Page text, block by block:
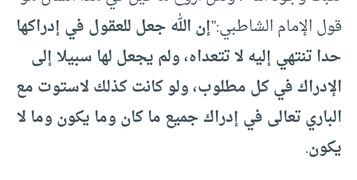
قول الإمام الشاطبي:”إن الله جعل للعقول في إدراكها
حدا تنتهي إليه لا تتعداه، ولم يجعل لها سبيلا إلى
الإدراك في كل مطلوب، ولو كانت كذلك لاستوت مع
الباري تعالى في إدراك جميع ما كان وما يكون وما لا
يكون.